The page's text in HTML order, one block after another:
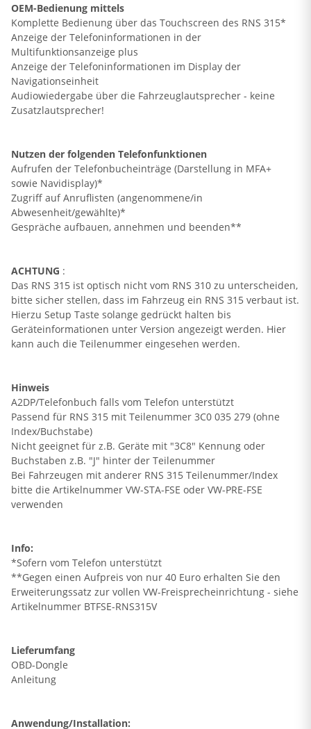
OEM-Bedienung mittels
Komplette Bedienung über das Touchscreen des RNS 315*
Anzeige der Telefoninformationen in der
Multifunktionsanzeige plus
Anzeige der Telefoninformationen im Display der
Navigationseinheit
Audiowiedergabe über die Fahrzeuglautsprecher - keine
Zusatzlautsprecher!
Nutzen der folgenden Telefonfunktionen
Aufrufen der Telefonbucheinträge (Darstellung in MFA+
sowie Navidisplay)*
Zugriff auf Anruflisten (angenommene/in
Abwesenheit/gewählte)*
Gespräche aufbauen, annehmen und beenden**
ACHTUNG :
Das RNS 315 ist optisch nicht vom RNS 310 zu unterscheiden,
bitte sicher stellen, dass im Fahrzeug ein RNS 315 verbaut ist.
Hierzu Setup Taste solange gedrückt halten bis
Geräteinformationen unter Version angezeigt werden. Hier
kann auch die Teilenummer eingesehen werden.
Hinweis
A2DP/Telefonbuch falls vom Telefon unterstützt
Passend für RNS 315 mit Teilenummer 3C0 035 279 (ohne
Index/Buchstabe)
Nicht geeignet für z.B. Geräte mit "3C8" Kennung oder
Buchstaben z.B. "J" hinter der Teilenummer
Bei Fahrzeugen mit anderer RNS 315 Teilenummer/Index
bitte die Artikelnummer VW-STA-FSE oder VW-PRE-FSE
verwenden
Info:
*Sofern vom Telefon unterstützt
**Gegen einen Aufpreis von nur 40 Euro erhalten Sie den
Erweiterungssatz zur vollen VW-Freisprecheinrichtung - siehe
Artikelnummer BTFSE-RNS315V
Lieferumfang
OBD-Dongle
Anleitung
Anwendung/Installation: